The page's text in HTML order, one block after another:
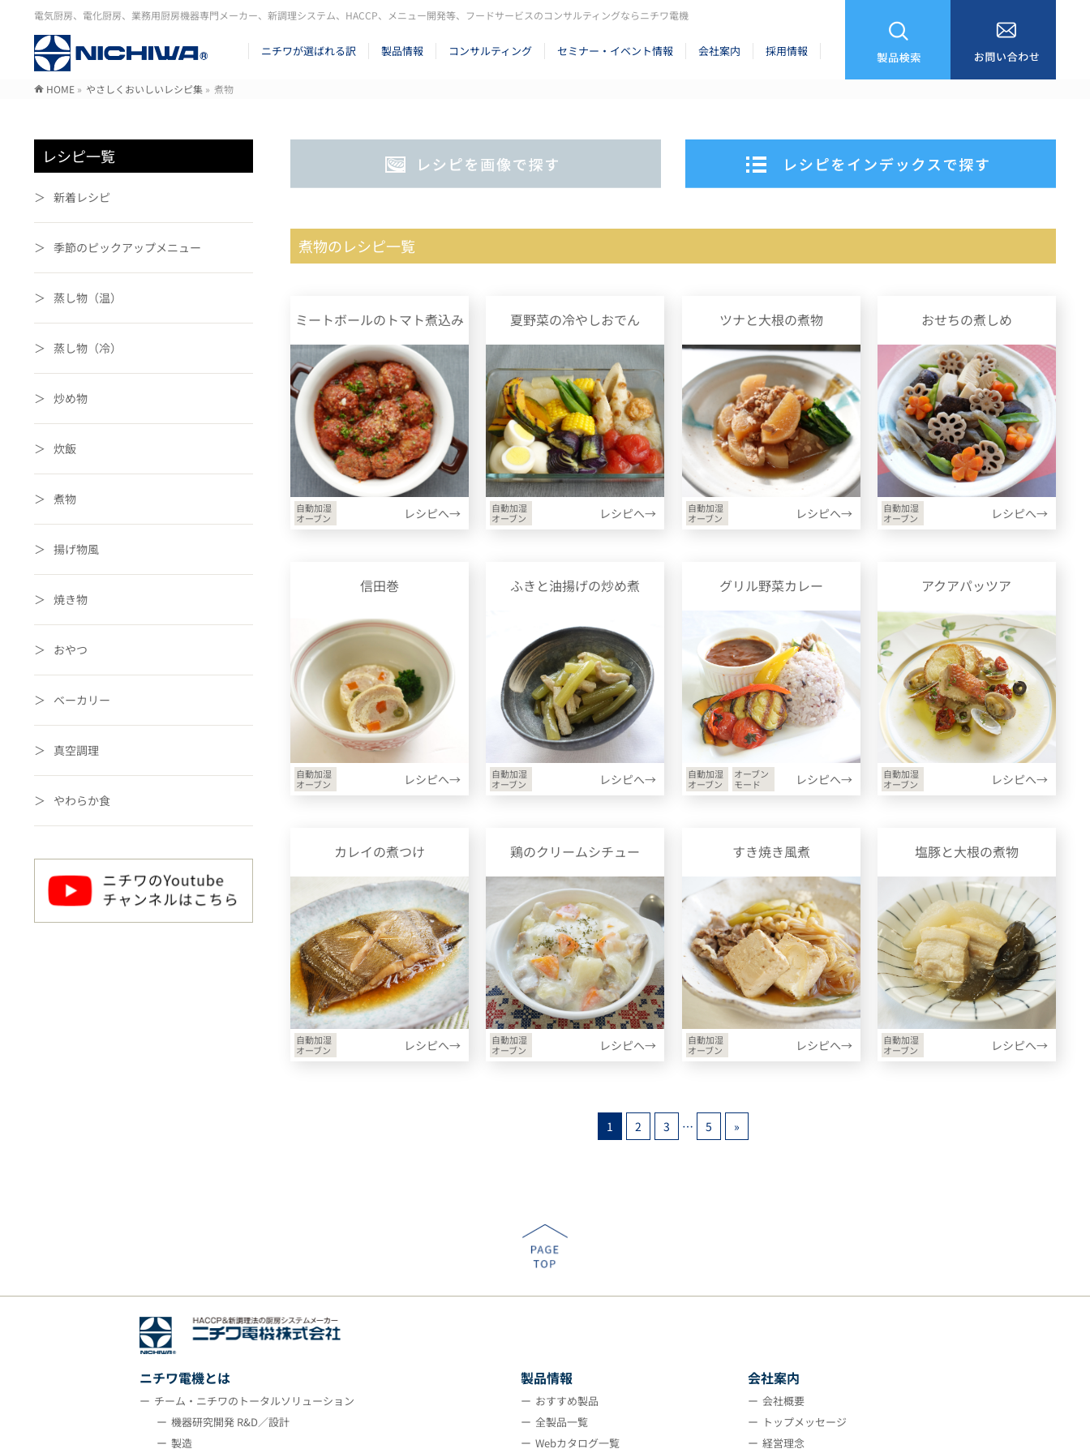
電気厨房、電化厨房、業務用厨房機器専門メーカー、新調理システム、HACCP、メニュー開発等、フードサービスのコンサルティングならニチワ電機
ニチワが選ばれる訳 製品情報 コンサルティング セミナー・イベント情報 会社案内 採用情報
HOME » やさしくおいしいレシピ集 » 煮物
煮物のレシピ一覧
ミートボールのトマト煮込み
自動加湿
オーブン
レシピへ→
夏野菜の冷やしおでん
自動加湿
オーブン
レシピへ→
ツナと大根の煮物
自動加湿
オーブン
レシピへ→
おせちの煮しめ
自動加湿
オーブン
レシピへ→
信田巻
自動加湿
オーブン
レシピへ→
ふきと油揚げの炒め煮
自動加湿
オーブン
レシピへ→
グリル野菜カレー
自動加湿
オーブン
オーブン
モード
レシピへ→
アクアパッツア
自動加湿
オーブン
レシピへ→
カレイの煮つけ
自動加湿
オーブン
レシピへ→
鶏のクリームシチュー
自動加湿
オーブン
レシピへ→
すき焼き風煮
自動加湿
オーブン
レシピへ→
塩豚と大根の煮物
自動加湿
オーブン
レシピへ→
1 2 3 … 5 »
レシピ一覧
新着レシピ
季節のピックアップメニュー
蒸し物（温）
蒸し物（冷）
炒め物
炊飯
煮物
揚げ物風
焼き物
おやつ
ベーカリー
真空調理
やわらか食
ニチワ電機とは
チーム・ニチワのトータルソリューション
機器研究開発 R&D／設計
製造
製品情報
おすすめ製品
全製品一覧
Webカタログ一覧
会社案内
会社概要
トップメッセージ
経営理念